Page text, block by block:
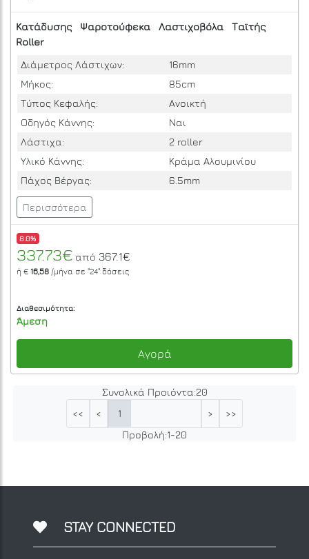
Κατάδυσης Ψαροτούφεκα Λαστιχοβόλα
Ταϊτής
Roller
Διάμετρος Λάστιχων:
16mm
Μήκος:
85cm
Τύπος Κεφαλής:
Ανοικτή
Οδηγός Κάννης:
Ναι
Λάστιχα:
2 roller
Υλικό Κάννης:
Κράμα Αλουμινίου
Πάχος Βέργας:
6.5mm
Περισσότερα
8.0%
337.73€ από 367.1€
ή € 16,58 /μήνα σε "24" δόσεις
Διαθεσιμότητα:
Άμεση
Αγορά
Συνολικά Προιόντα:20
<<
< 1 >
>>
Προβολή:1-20
STAY CONNECTED